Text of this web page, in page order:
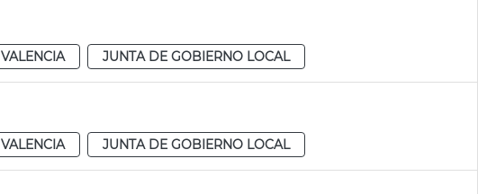
VALENCIA JUNTA DE GOBIERNO LOCAL
VALENCIA JUNTA DE GOBIERNO LOCAL